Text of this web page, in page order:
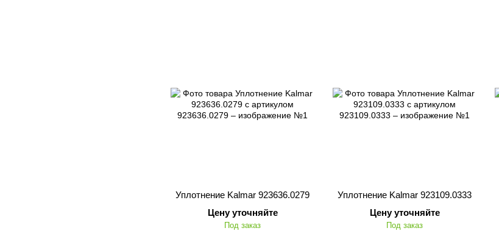
Уплотнение Kalmar 923636.0279
Цену уточняйте
Под заказ
Уплотнение Kalmar 923109.0333
Цену уточняйте
Под заказ